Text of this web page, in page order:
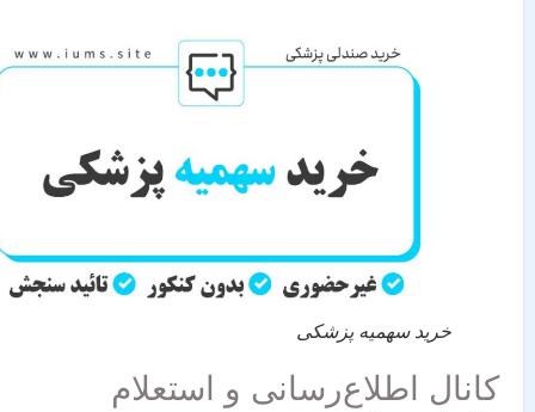
خرید سهمیه پزشکی
کانال اطلاع‌رسانی و استعلام